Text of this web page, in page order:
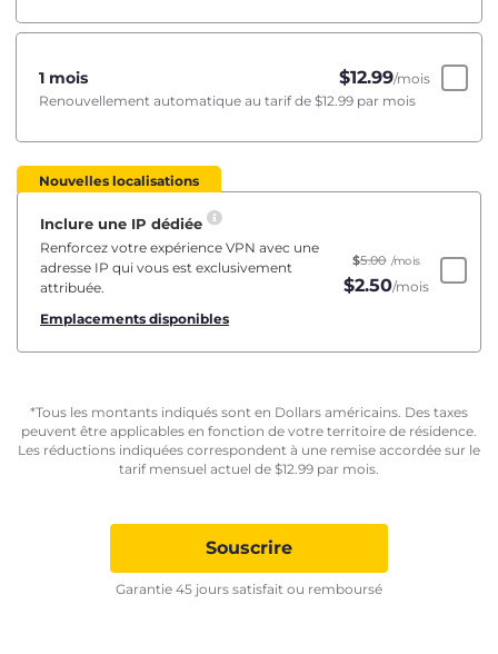
1 mois $12.99/mois
Renouvellement automatique au tarif de $12.99 par mois
Nouvelles localisations
Inclure une IP dédiée
Renforcez votre expérience VPN avec une
adresse IP qui vous est exclusivement
attribuée.
Emplacements disponibles
$5.00 /mois
$2.50/mois
*Tous les montants indiqués sont en Dollars américains. Des taxes
peuvent être applicables en fonction de votre territoire de résidence.
Les réductions indiquées correspondent à une remise accordée sur le
tarif mensuel actuel de $12.99 par mois.
Souscrire
Garantie 45 jours satisfait ou remboursé